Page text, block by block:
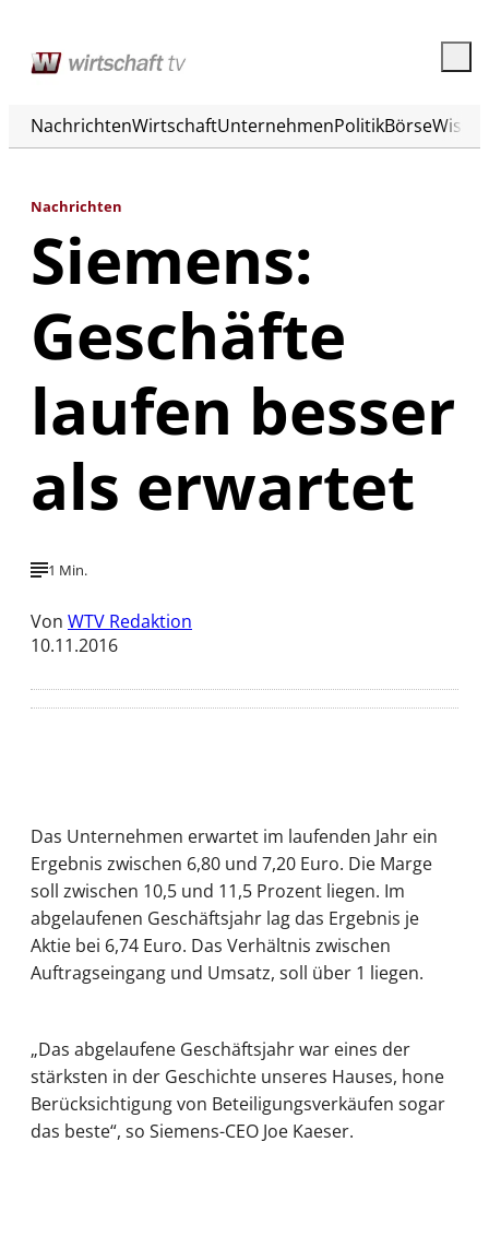
NachrichtenWirtschaftUnternehmenPolitikBörse
Nachrichten
Siemens:
Geschäfte
laufen besser
als erwartet
1 Min.
Von WTV Redaktion
10.11.2016
Das Unternehmen erwartet im laufenden Jahr ein
Ergebnis zwischen 6,80 und 7,20 Euro. Die Marge
soll zwischen 10,5 und 11,5 Prozent liegen. Im
abgelaufenen Geschäftsjahr lag das Ergebnis je
Aktie bei 6,74 Euro. Das Verhältnis zwischen
Auftragseingang und Umsatz, soll über 1 liegen.
„Das abgelaufene Geschäftsjahr war eines der
stärksten in der Geschichte unseres Hauses, hone
Berücksichtigung von Beteiligungsverkäufen sogar
das beste“, so Siemens-CEO Joe Kaeser.